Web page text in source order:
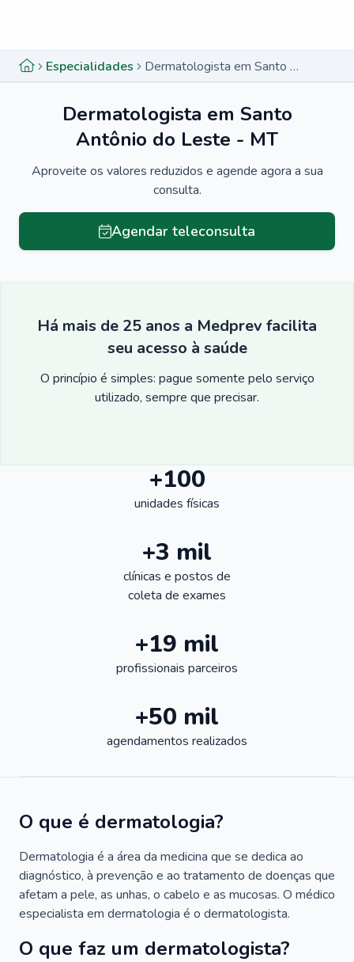
Especialidades Dermatologista em Santo Antônio do Leste - MT
Dermatologista em Santo
Antônio do Leste - MT
Aproveite os valores reduzidos e agende agora a sua
consulta.
Agendar teleconsulta
Há mais de 25 anos a Medprev facilita
seu acesso à saúde
O princípio é simples: pague somente pelo serviço
utilizado, sempre que precisar.
+100
unidades físicas
+3 mil
clínicas e postos de
coleta de exames
+19 mil
profissionais parceiros
+50 mil
agendamentos realizados
O que é dermatologia?
Dermatologia é a área da medicina que se dedica ao
diagnóstico, à prevenção e ao tratamento de doenças que
afetam a pele, as unhas, o cabelo e as mucosas. O médico
especialista em dermatologia é o dermatologista.
O que faz um dermatologista?